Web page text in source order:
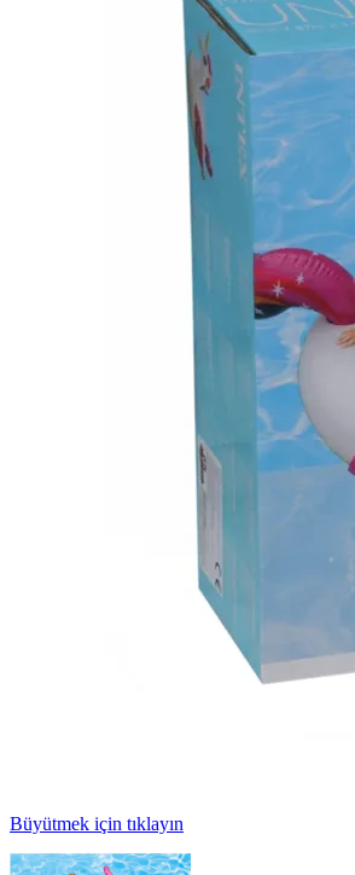
Büyütmek için tıklayın